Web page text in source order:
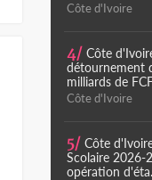
Côte d'Ivoire
4/ Côte
détournement
milliards de
Côte d'Ivoire
5/ Côte
Scolaire 2026-
opération